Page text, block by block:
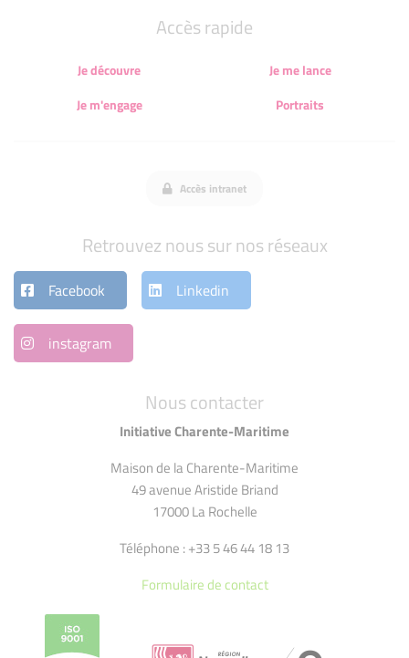
Nous contacter
Initiative Charente-Maritime
Maison de la Charente-Maritime
49 avenue Aristide Briand
17000 La Rochelle
Téléphone : +33 5 46 44 18 13
Formulaire de contact
Accès rapide
Je découvre
Je me lance
Je m'engage
Portraits
Accès intranet
Retrouvez nous sur nos réseaux
Facebook Linkedin
instagram